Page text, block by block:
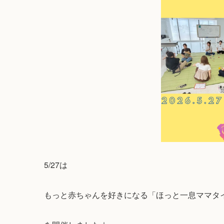
5/27は
もっと赤ちゃんを好きになる「ほっと一息ママタ